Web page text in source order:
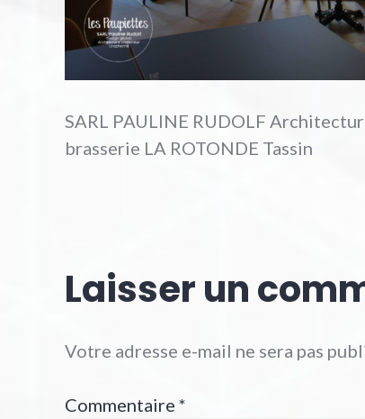
SARL PAULINE RUDOLF
brasserie LA ROTONDE Tassin
Laisser un
Votre adresse e-mail ne sera pas
Commentaire *